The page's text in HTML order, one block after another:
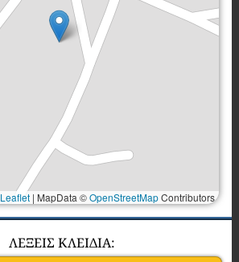
Leaflet | MapData ©OpenStreetMapContributors
ΛΕΞΕΙΣ ΚΛΕΙΔΙΑ: